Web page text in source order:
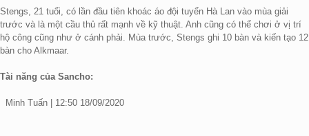
Stengs, 21 tuổi, có lần đầu tiên khoác áo đội tuyển Hà Lan vào mùa giải
trước và là một cầu thủ rất mạnh về kỹ thuật. Anh cũng có thể chơi ở vị trí
hộ công cũng như ở cánh phải. Mùa trước, Stengs ghi 10 bàn và kiến tạo 12
bàn cho Alkmaar.
Tài năng của Sancho:
Minh Tuấn | 12:50 18/09/2020